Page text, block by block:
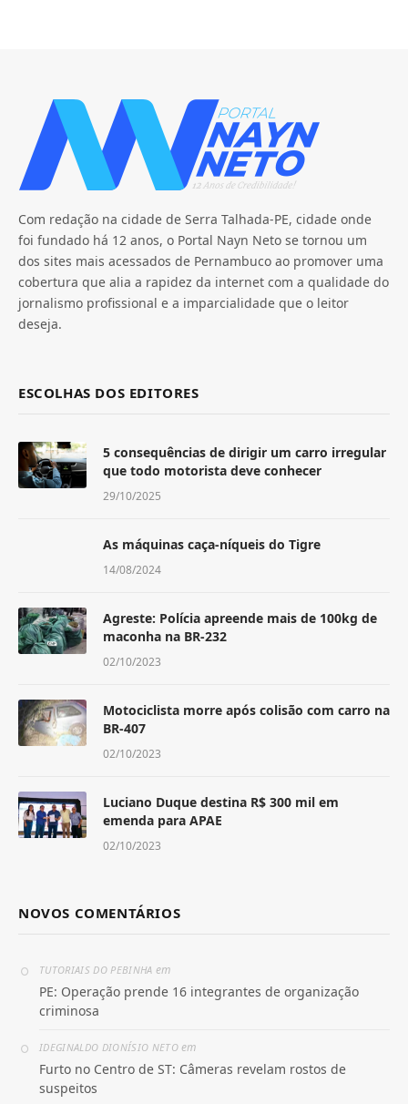
Com redação na cidade de Serra Talhada-PE, cidade onde
foi fundado há 12 anos, o Portal Nayn Neto se tornou um
dos sites mais acessados de Pernambuco ao promover uma
cobertura que alia a rapidez da internet com a qualidade do
jornalismo profissional e a imparcialidade que o leitor
deseja.
ESCOLHAS DOS EDITORES
5 consequências de dirigir um carro irregular
que todo motorista deve conhecer
29/10/2025
As máquinas caça-níqueis do Tigre
14/08/2024
Agreste: Polícia apreende mais de 100kg de
maconha na BR-232
02/10/2023
Motociclista morre após colisão com carro na
BR-407
02/10/2023
Luciano Duque destina R$ 300 mil em
emenda para APAE
02/10/2023
NOVOS COMENTÁRIOS
TUTORIAIS DO PEBINHA em
PE: Operação prende 16 integrantes de organização
criminosa
IDEGINALDO DIONÍSIO NETOem
Furto no Centro de ST: Câmeras revelam rostos de
suspeitos